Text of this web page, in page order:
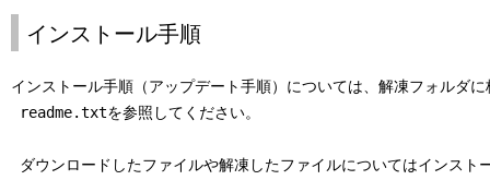
インストール手順
インストール手順（アップデート手順）については、解凍フォルダ
readme.txtを参照してください。
ダウンロードしたファイルや解凍したファイルについてはインスト